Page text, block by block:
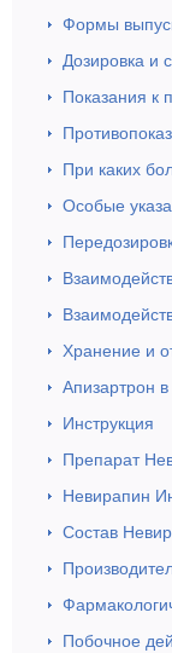
Формы
Дозировка и
Показания к
При каких
Особые
Хранение и
Апизартрон
Инструкция
Препарат
Невирапин
Состав
Побочное